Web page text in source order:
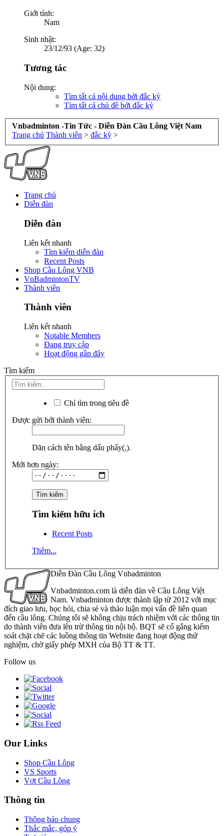
Giới tính:
Nam
Sinh nhật:
23/12/93 (Age: 32)
Tương tác
Nội dung:
Tìm tất cả nội dung bởi đắc kỳ
Tìm tất cả chủ đề bởi đắc kỳ
Vnbadminton -Tin Tức - Diễn Đàn Cầu Lông Việt Nam
Trang chủ Thành viên > đắc kỳ >
Trang chủ
Diễn đàn
Diễn đàn
Liên kết nhanh
Tìm kiếm diễn đàn
Recent Posts
Shop Cầu Lông VNB
VnBadmintonTV
Thành viên
Thành viên
Liên kết nhanh
Notable Members
Đang truy cập
Hoạt động gần đây
Tìm kiếm
Chỉ tìm trong tiêu đề
Được gửi bởi thành viên:
Dãn cách tên bằng dấu phẩy(,).
Mới hơn ngày:
Tìm kiếm hữu ích
Recent Posts
Thêm...
Diễn Đàn Cầu Lông Vnbadminton
Vnbadminton.com là diễn đàn về Cầu Lông Việt
Nam. Vnbadminton được thành lập từ 2012 với mục
đích giao lưu, học hỏi, chia sẻ và thảo luận mọi vấn đề liên quan
đến cầu lông. Chúng tôi sẽ không chịu trách nhiệm với các thông tin
do thành viên đưa lên trừ thông tin nội bộ. BQT sẽ cố gắng kiểm
soát chặt chẽ các luồng thông tin Website đang hoạt động thử
nghiệm, chờ giấy phép MXH của Bộ TT & TT.
Follow us
Our Links
Shop Cầu Lông
VS Sports
Vợt Cầu Lông
Thông tin
Thông báo chung
Thắc mắc, góp ý